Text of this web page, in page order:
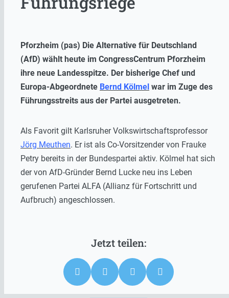
Pforzheim (pas) Die Alternative für Deutschland
(AfD) wählt heute im CongressCentrum Pforzheim
ihre neue Landesspitze. Der bisherige Chef und
Europa-Abgeordnete Bernd Kölmel war im Zuge des
Führungsstreits aus der Partei ausgetreten.
Als Favorit gilt Karlsruher Volkswirtschaftsprofessor
Jörg Meuthen. Er ist als Co-Vorsitzender von Frauke
Petry bereits in der Bundespartei aktiv. Kölmel hat sich
der von AfD-Gründer Bernd Lucke neu ins Leben
gerufenen Partei ALFA (Allianz für Fortschritt und
Aufbruch) angeschlossen.